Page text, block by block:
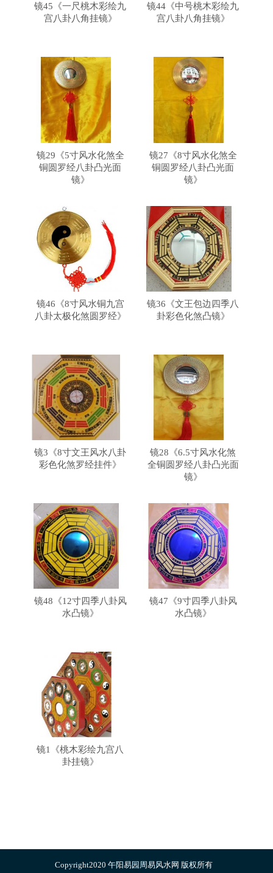
镜45《一尺桃木彩绘九
宫八卦八角挂镜》
镜44《中号桃木彩绘九
宫八卦八角挂镜》
镜29《5寸风水化煞全
铜圆罗经八卦凸光面
镜》
镜27《8寸风水化煞全
铜圆罗经八卦凸光面
镜》
镜46《8寸风水铜九宫
八卦太极化煞圆罗经》
镜36《文王包边四季八
卦彩色化煞凸镜》
镜3《8寸文王风水八卦
彩色化煞罗经挂件》
镜28《6.5寸风水化煞
全铜圆罗经八卦凸光面
镜》
镜48《12寸四季八卦风
水凸镜》
镜47《9寸四季八卦风
水凸镜》
镜1《桃木彩绘九宫八
卦挂镜》
Copyright2020 午阳易园周易风水网 版权所有